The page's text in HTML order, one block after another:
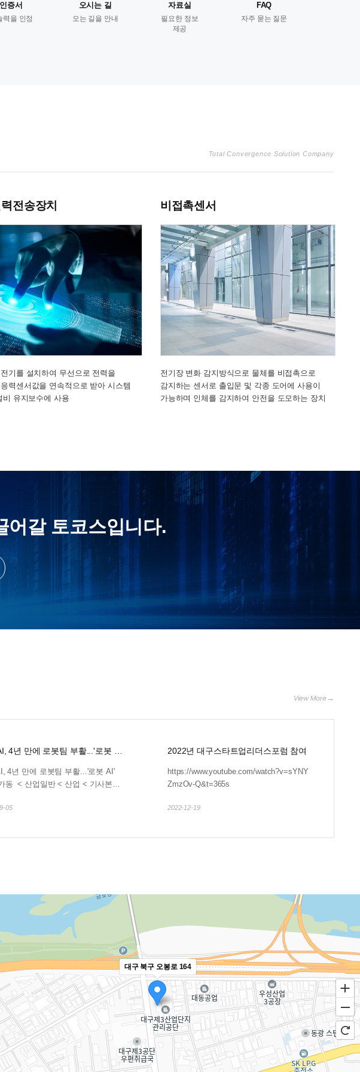
인증서
력을 인정
오시는 길
오는 길을 안내
자료실
필요한 정보
제공
FAQ
자주 묻는 질문
Total Convergence Solution Company
전송장치
기를 설치하여 무선으로 전력을
력센서값을 연속적으로 받아 시스템
비 유지보수에 사용
비접촉센서
전기장 변화 감지방식으로 물체를 비접촉으로
감지하는 센서로 출입문 및 각종 도어에 사용이
가능하며 인체를 감지하여 안전을 도모하는 장치
어갈 토코스입니다.
View More
4년 만에 로봇팀 부활...'로봇 AI'
4년 만에 로봇팀 부활...'로봇 AI'
동 < 산업일반 < 산업 < 기사본문
05
2022년 대구스타트업리더스포럼 참여
https://www.youtube.com/watch?v=sYNY
ZmzOv-Q&t=365s
2022-12-19
대구 북구 오봉로 164